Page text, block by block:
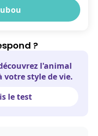
?
l'animal
votre style de vie.
le test